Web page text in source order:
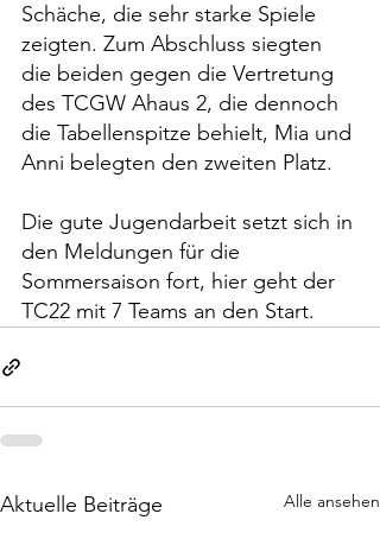
Schäche, die sehr starke Spiele
zeigten. Zum Abschluss siegten
die beiden gegen die Vertretung
des TCGW Ahaus 2, die dennoch
die Tabellenspitze behielt, Mia und
Anni belegten den zweiten Platz.
Die gute Jugendarbeit setzt sich in
den Meldungen für die
Sommersaison fort, hier geht der
TC22 mit 7 Teams an den Start.
Aktuelle Beiträge Alle ansehen